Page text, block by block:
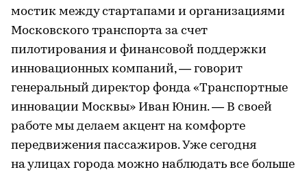
мостик между стартапами и организациями
Московского транспорта за счет
пилотирования и финансовой поддержки
инновационных компаний, — говорит
генеральный директор фонда «Транспортные
инновации Москвы» Иван Юнин. — В своей
работе мы делаем акцент на комфорте
передвижения пассажиров. Уже сегодня
на улицах города можно наблюдать все больше